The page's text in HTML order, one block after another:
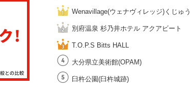
Wenavillage(ウェナヴィレッジ)くじゅう
別府温泉 杉乃井ホテル アクアビート
T.O.P.S Bitts HALL
大分県立美術館(OPAM)
臼杵公園(臼杵城跡)